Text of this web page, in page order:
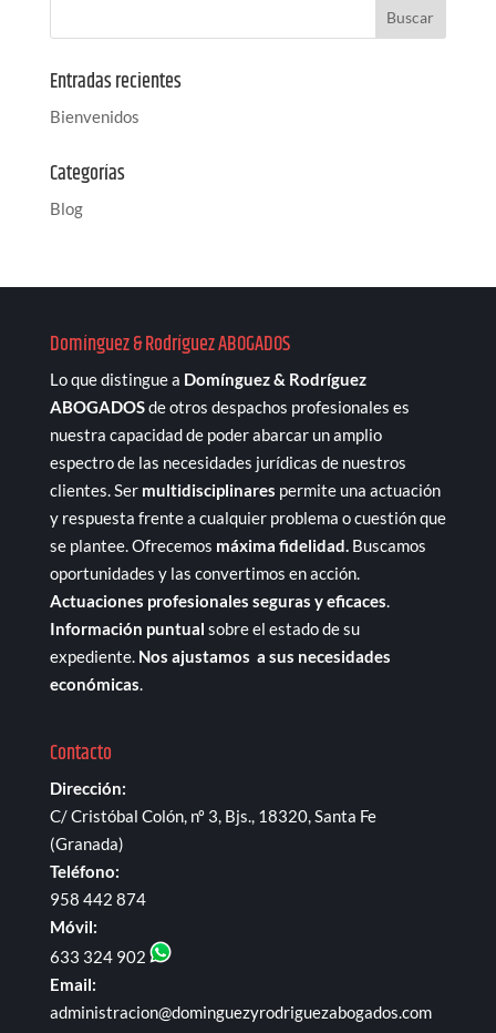
Entradas recientes
Bienvenidos
Categorías
Blog
Domínguez & Rodríguez ABOGADOS
Lo que distingue a Domínguez & Rodríguez
ABOGADOSde otros despachos profesionales es
nuestra capacidad de poder abarcar un amplio
espectro de las necesidades jurídicas de nuestros
clientes. Ser multidisciplinares permite una actuación
y respuesta frente a cualquier problema o cuestión que
se plantee. Ofrecemos máxima fidelidad.Buscamos
oportunidades y las convertimos en acción.
Actuaciones profesionales seguras y eficaces.
Información puntual sobre el estado de su
expediente. Nos ajustamos a sus necesidades
económicas.
Contacto
Dirección:
C/ Cristóbal Colón, nº 3, Bjs., 18320, Santa Fe
(Granada)
Teléfono:
958 442 874
Móvil:
633 324 902
Email:
administracion@dominguezyrodriguezabogados.com